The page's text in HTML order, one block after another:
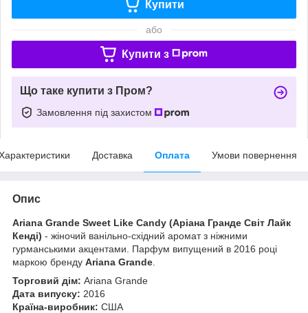
Купити
або
Купити з
Що таке купити з Пром?
Замовлення під захистом
Доставка Оплата Умови повернення
Опис
Ariana Grande Sweet Like Candy (Аріана Гранде Світ Лайк
Кенді) - жіночий ванільно-східний аромат з ніжними
гурманськими акцентами. Парфум випущений в 2016 році
маркою бренду Ariana Grande
Торговий дім: Ariana Grande
Дата випуску: 2016
Країна-виробник: США